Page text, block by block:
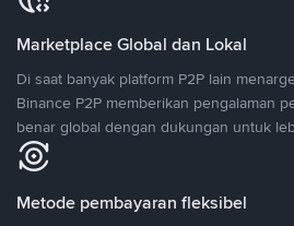
Marketplace Global dan Lokal
Di saat banyak platform P2P lain
Binance P2P memberikan pengalaman
benar global dengan dukungan untuk
Metode pembayaran fleksibel